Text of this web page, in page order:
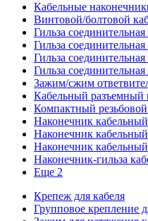
Кабельные
Винтовой/болтовой
Гильза
Гильза
Гильза
Гильза
Зажим/сжим
Кабельный разъемный
Компактный
Наконечник
Наконечник
Наконечник
Наконечник-гильза
Еще 2
Крепеж для кабеля
Групповое крепление